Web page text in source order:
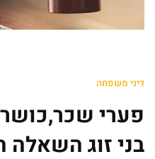
דיני משפחה
פערי
בני זוג